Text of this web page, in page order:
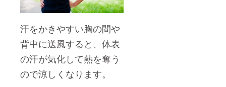
汗をかきやすい胸の間や
背中に送風すると、体表
の汗が気化して熱を奪う
ので涼しくなります。